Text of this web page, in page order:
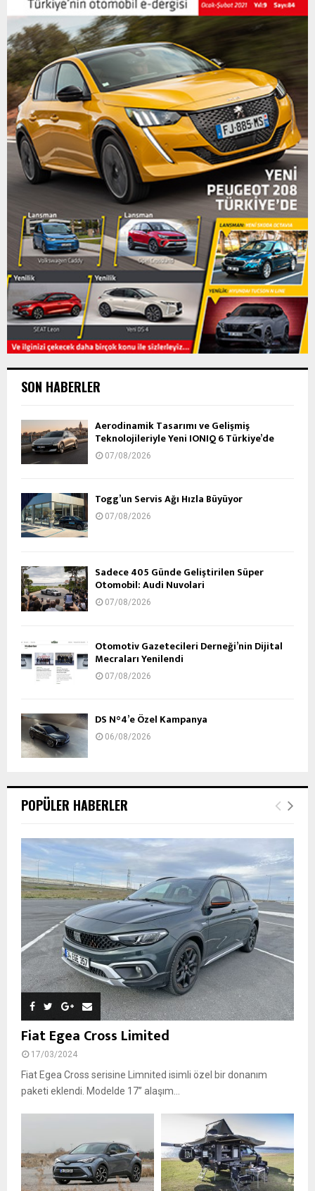
SON HABERLER
Aerodinamik Tasarımı ve Gelişmiş
Teknolojileriyle Yeni IONIQ 6 Türkiye’de
07/08/2026
Togg’un Servis Ağı Hızla Büyüyor
07/08/2026
Sadece 405 Günde Geliştirilen Süper
Otomobil: Audi Nuvolari
07/08/2026
Otomotiv Gazetecileri Derneği’nin Dijital
Mecraları Yenilendi
07/08/2026
DS N°4’e Özel Kampanya
06/08/2026
POPÜLER HABERLER
Fiat Egea Cross Limited
17/03/2024
Fiat Egea Cross serisine Limnited isimli özel bir donanım
paketi eklendi. Modelde 17’’ alaşım...